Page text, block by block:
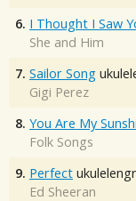
6. I Thought I Saw
She and Him
7. Sailor Song
Gigi Perez
8. You Are My
Folk Songs
9. Perfect
Ed Sheeran